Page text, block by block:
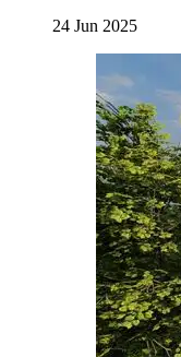
24 Jun 2025